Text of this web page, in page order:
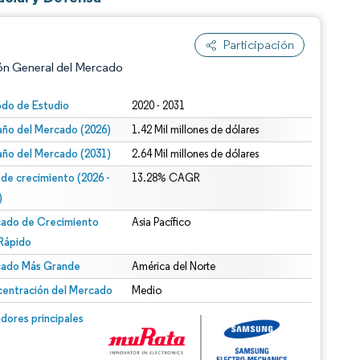
Participación
General del Mercado
de Estudio 2020 - 2031
del Mercado (2026) 1.42 Mil millones de dólares
del Mercado (2031) 2.64 Mil millones de dólares
de crecimiento (2026 -
13.28% CAGR
de Crecimiento
Asia Pacífico
Más Grande América del Norte
del Mercado Medio
principales
© Mordor Intelligence. El uso requiere atribución según CC BY 4.0.
CC BY 4.0.